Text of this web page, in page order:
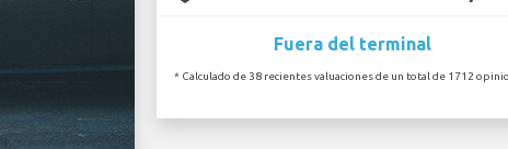
Fuera del terminal
* Calculado de 38 recientes valuaciones de un total de 1712